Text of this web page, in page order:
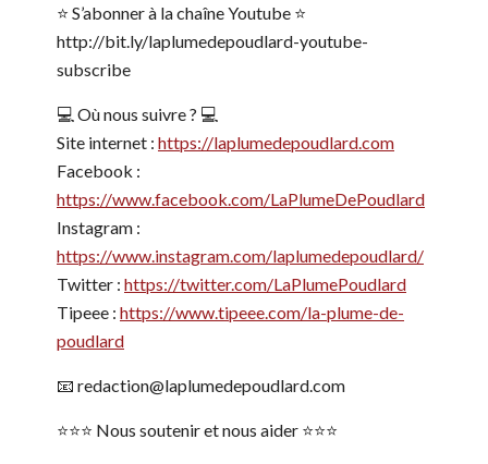
⭐️ S’abonner à la chaîne Youtube ⭐️
http://bit.ly/laplumedepoudlard-youtube-
subscribe
💻 Où nous suivre ? 💻
Site internet : https://laplumedepoudlard.com
Facebook :
https://www.facebook.com/LaPlumeDePoudlard
Instagram :
https://www.instagram.com/laplumedepoudlard/
Twitter : https://twitter.com/LaPlumePoudlard
Tipeee : https://www.tipeee.com/la-plume-de-
poudlard
📧 redaction@laplumedepoudlard.com
⭐️⭐️⭐️ Nous soutenir et nous aider ⭐️⭐️⭐️